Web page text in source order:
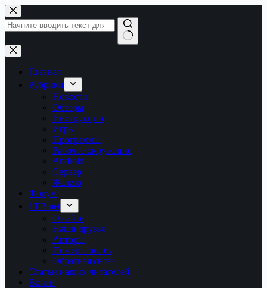
Перейти
к
сути
Ничего
не
найденоГлавная
Рубрики
Новости
Обзоры
Инструкции
Игры
Программы
Рабочее окружение
Android
Сервер
Железо
Форум
LTB.net
О сайте
Наши друзья
Авторы
Пожертвовать
Обратная связь
Статьи наших читателей
Войти